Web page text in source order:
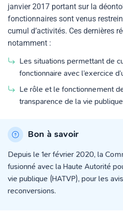
janvier 2017 portant sur la
fonctionnaires sont venus
cumul d’activités. Ces dernières
notamment :
Les situations permettant de
fonctionnaire avec l’exercice
Le rôle et le fonctionnement
transparence de la vie
Bon à savoir
Depuis le 1er février 2020, la
fusionné avec la Haute Autorité
vie publique (HATVP), pour les
reconversions.